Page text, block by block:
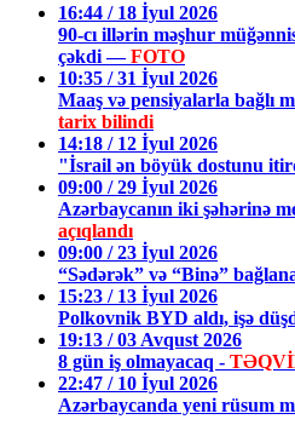
16:44 / 18 İyul 2026
90-cı illərin məşhur
çəkdi —FOTO
10:35 / 31 İyul 2026
Maaş və pensiyalarla bağlı
tarix bilindi
14:18 / 12 İyul 2026
"İsrail ən böyük dostunu
09:00 / 29 İyul 2026
Azərbaycanın iki şəhərinə
açıqlandı
09:00 / 23 İyul 2026
“Sədərək” və “Binə”
15:23 / 13 İyul 2026
Polkovnik BYD aldı, işə
19:13 / 03 Avqust 2026
8 gün iş olmayacaq -
22:47 / 10 İyul 2026
Azərbaycanda yeni rüsum